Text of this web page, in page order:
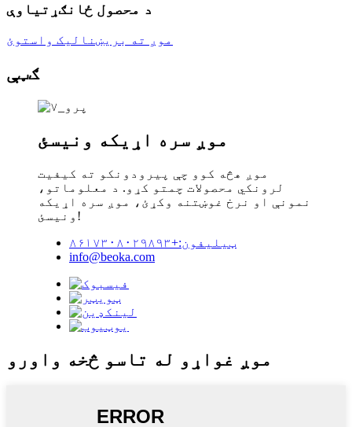
د محصول ځانګړتیاوې
موږ ته بریښنالیک واستوئ
ګټې
موږ سره اړیکه ونیسئ
موږ هڅه کوو چې پیرودونکو ته کیفیت
لرونکي محصولات چمتو کړو. د معلوماتو،
نمونې او نرخ غوښتنه وکړئ، موږ سره اړیکه
ونیسئ!
ټیلیفون:+۸۶۱۷۳۰۸۰۲۹۸۹۳
info@beoka.com
موږ غواړو له تاسو څخه واورو